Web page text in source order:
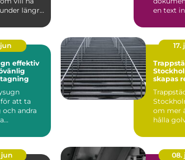
längre
en text
jun
att ta
andra
med
17.
skapas
om mer
hålla
jun
08.